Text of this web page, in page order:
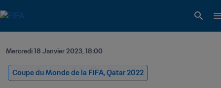
Mercredi 18 Janvier 2023, 18:00
Coupe du Monde de la FIFA, Qatar 2022